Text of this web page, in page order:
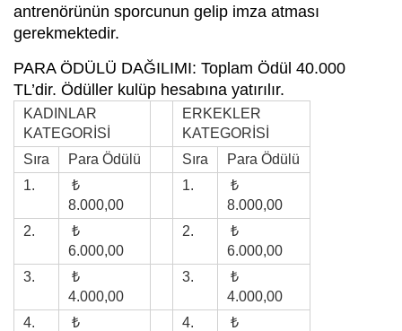
antrenörünün sporcunun gelip imza atması
gerekmektedir.
PARA ÖDÜLÜ DAĞILIMI: Toplam Ödül 40.000
TL’dir. Ödüller kulüp hesabına yatırılır.
KADINLAR
KATEGORİSİ
ERKEKLER
KATEGORİSİ
Sıra
Para Ödülü Sıra
Para Ödülü
1.
₺
8.000,00
1.
₺
8.000,00
2.
₺
6.000,00
2.
₺
6.000,00
3.
₺
4.000,00
3.
₺
4.000,00
4.
₺
4.
₺